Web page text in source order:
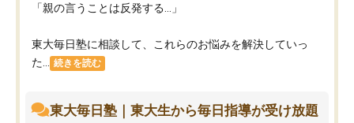
「親の言うことは反発する…」
東大毎日塾に相談して、これらのお悩みを解決していっ
た...
続きを読む
東大毎日塾｜東大生から毎日指導が受け放題